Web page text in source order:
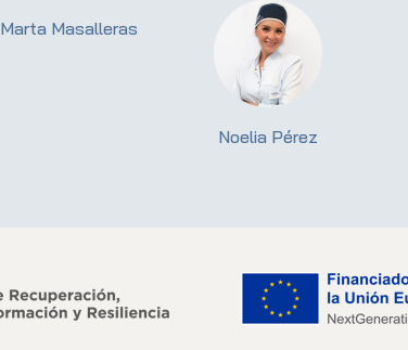
Marta Masalleras
Noelia Pérez